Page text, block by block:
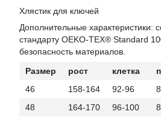
Хлястик для ключей
Дополнительные характеристики:
стандарту OEKO-TEX® Standard
безопасность материалов.
Размер
рост клетка
46
158-164 92-96
48
164-170 96-100